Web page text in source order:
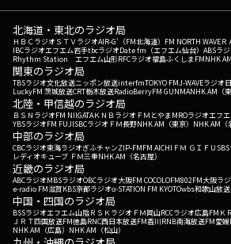
北海道・東北のラジオ局
ＨＢＣラジオＳＴＶラジオAIR-G'（FM北海道） FM NORTH WAVEＲ
IBCラジオエフエム岩手tbcラジオDate fm（エフエム仙台） ABSラ
Rhythm Station エフエム山形RFCラジオ福島ふくしまFMNHK
関東のラジオ局
TBSラジオ文化放送ニッポン放送interfmTOKYO FMJ-WAVEラジオ
LuckyFM 茨城放送CRT栃木放送RadioBerryFM GUNMANHK AM（東
北陸・甲信越のラジオ局
ＢＳＮラジオFM NIIGATAＫＮＢラジオ ＦＭとやまMROラジオエフ
YBSラジオFM FUJISBCラジオ ＦＭ長野NHK AM（東京） NHK AM（
中部のラジオ局
CBCラジオ東海ラジオぎふチャンZIP-FMFM AICHI ＦＭ ＧＩＦＵ
レディオキューブ ＦＭ三重NHK AM（名古屋）
近畿のラジオ局
ABCラジオMBSラジオOBCラジオ大阪FM COCOLOFM802FM大阪ラ
e-radio FM滋賀KBS京都ラジオα-STATION FM KYOTOwbs和歌山放送
中国・四国のラジオ局
BSSラジオエフエム山陰ＲＳＫラジオ ＦＭ岡山RCCラジオ広島FM Ｋ
ＪＲＴ四国放送FM徳島RNC西日本放送FM香川RNB南海放送FM愛媛
NHK AM（広島） NHK AM（松山）